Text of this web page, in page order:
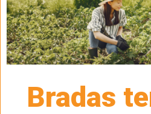
Bradas